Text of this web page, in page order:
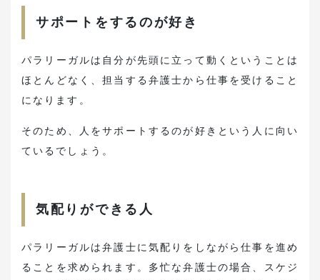
サポートをするのが好き
パラリーガルは自分が先頭に立って動くということは
ほとんどなく、担当する弁護士から仕事を受けること
になります。
そのため、人をサポートするのが好きという人に向い
ているでしょう。
気配りができる人
パラリーガルは弁護士に気配りをしながら仕事を進め
ることを求められます。多忙な弁護士の場合、スケジ